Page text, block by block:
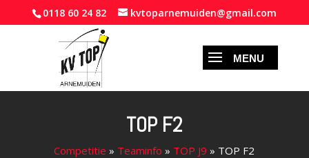
0118 60 24 82 kvtoparnemuiden@gmail.com
TOP F2
Competitie » Teaminfo » TOP J9 » TOP F2